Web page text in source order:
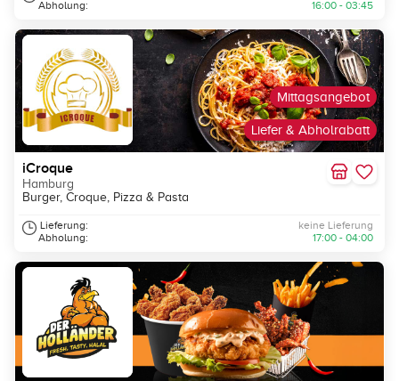
Abholung: 16:00 - 03:45
Liefer & Abholrabatt
Mittagsangebot
iCroque
Hamburg
Burger, Croque, Pizza & Pasta
Lieferung:
Abholung:
keine Lieferung
17:00 - 04:00